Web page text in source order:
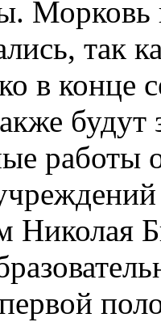
Морковь
так
в конце
работы
Николая